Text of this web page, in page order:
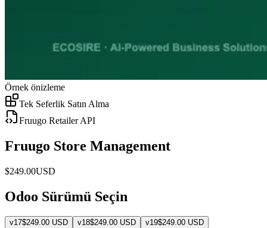
Örnek önizleme
Tek Seferlik Satın Alma
Fruugo Retailer API
Fruugo Store Management
$249.00USD
Odoo Sürümü Seçin
v17$249.00 USD v18$249.00 USD v19$249.00 USD